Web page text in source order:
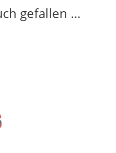
gefallen …